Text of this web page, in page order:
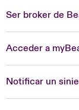
Ser broker de
Acceder a
Notificar un